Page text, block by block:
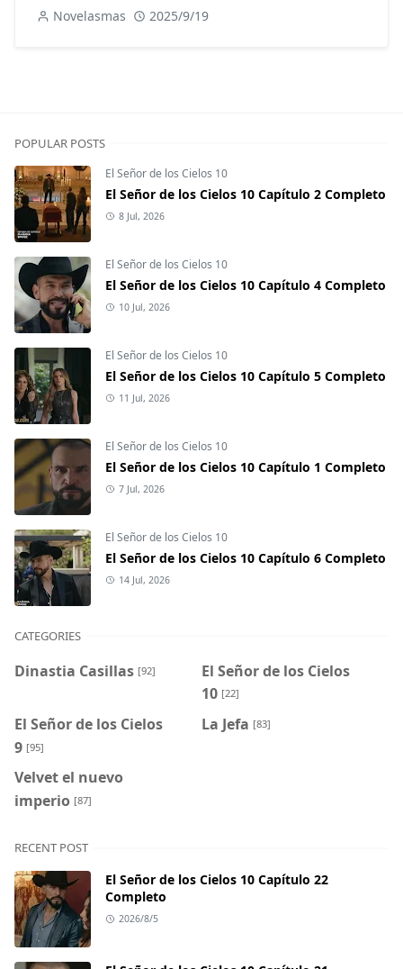
Novelasmas 2025/9/19
POPULAR POSTS
El Señor de los Cielos 10
El Señor de los Cielos 10 Capítulo 2 Completo
8 Jul, 2026
El Señor de los Cielos 10
El Señor de los Cielos 10 Capítulo 4 Completo
10 Jul, 2026
El Señor de los Cielos 10
El Señor de los Cielos 10 Capítulo 5 Completo
11 Jul, 2026
El Señor de los Cielos 10
El Señor de los Cielos 10 Capítulo 1 Completo
7 Jul, 2026
El Señor de los Cielos 10
El Señor de los Cielos 10 Capítulo 6 Completo
14 Jul, 2026
CATEGORIES
Dinastia Casillas [92]
El Señor de los Cielos
10 [22]
El Señor de los Cielos
9 [95]
La Jefa [83]
Velvet el nuevo
imperio [87]
RECENT POST
El Señor de los Cielos 10 Capítulo 22
Completo
2026/8/5